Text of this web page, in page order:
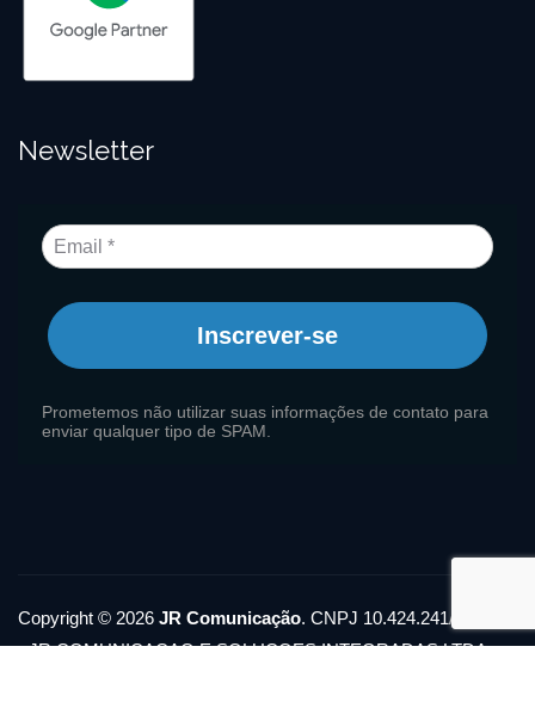
Newsletter
Inscrever-se
Prometemos não utilizar suas informações de contato para
enviar qualquer tipo de SPAM.
Copyright © 2026 JR Comunicação. CNPJ 10.424.241/0001-11
- JR COMUNICACAO E SOLUCOES INTEGRADAS LTDA